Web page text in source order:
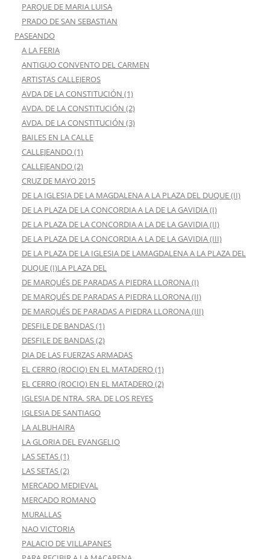
PARQUE DE MARIA LUISA
PRADO DE SAN SEBASTIAN
PASEANDO
A LA FERIA
ANTIGUO CONVENTO DEL CARMEN
ARTISTAS CALLEJEROS
AVDA DE LA CONSTITUCIÓN (1)
AVDA. DE LA CONSTITUCIÓN (2)
AVDA. DE LA CONSTITUCIÓN (3)
BAILES EN LA CALLE
CALLEJEANDO (1)
CALLEJEANDO (2)
CRUZ DE MAYO 2015
DE LA IGLESIA DE LA MAGDALENA A LA PLAZA DEL DUQUE (II)
DE LA PLAZA DE LA CONCORDIA A LA DE LA GAVIDIA (I)
DE LA PLAZA DE LA CONCORDIA A LA DE LA GAVIDIA (II)
DE LA PLAZA DE LA CONCORDIA A LA DE LA GAVIDIA (III)
DE LA PLAZA DE LA IGLESIA DE LAMAGDALENA A LA PLAZA DEL
DUQUE (I)LA PLAZA DEL
DE MARQUÉS DE PARADAS A PIEDRA LLORONA (I)
DE MARQUÉS DE PARADAS A PIEDRA LLORONA (II)
DE MARQUÉS DE PARADAS A PIEDRA LLORONA (III)
DESFILE DE BANDAS (1)
DESFILE DE BANDAS (2)
DIA DE LAS FUERZAS ARMADAS
EL CERRO (ROCIO) EN EL MATADERO (1)
EL CERRO (ROCIO) EN EL MATADERO (2)
IGLESIA DE NTRA. SRA. DE LOS REYES
IGLESIA DE SANTIAGO
LA ALBUHAIRA
LA GLORIA DEL EVANGELIO
LAS SETAS (1)
LAS SETAS (2)
MERCADO MEDIEVAL
MERCADO ROMANO
MURALLAS
NAO VICTORIA
PALACIO DE VILLAPANES